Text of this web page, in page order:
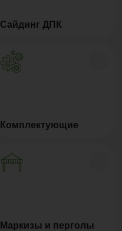
Сайдинг ДПК
Комплектующие
Маркизы и перголы